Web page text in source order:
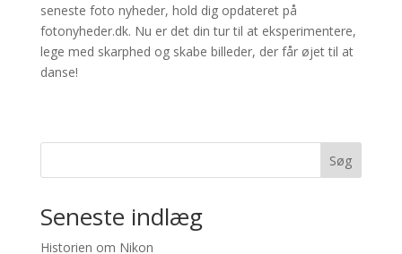
seneste foto nyheder, hold dig opdateret på
fotonyheder.dk. Nu er det din tur til at eksperimentere,
lege med skarphed og skabe billeder, der får øjet til at
danse!
Søg
Seneste indlæg
Historien om Nikon